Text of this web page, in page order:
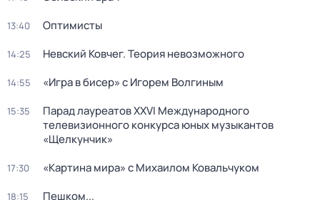
13:40 Оптимисты
14:25 Невский Ковчег. Теория невозможного
14:55 «Игра в бисер» с Игорем Волгиным
15:35
Парад лауреатов XXVI Международного
телевизионного конкурса юных музыкантов
«Щелкунчик»
17:30 «Картина мира» с Михаилом Ковальчуком
18:15 Пешком...